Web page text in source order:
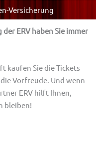
Versicherung
ERVhaben Sie immer
kaufen Sie die Tickets
Vorfreude. Und wenn
ERV hilft Ihnen,
bleiben!